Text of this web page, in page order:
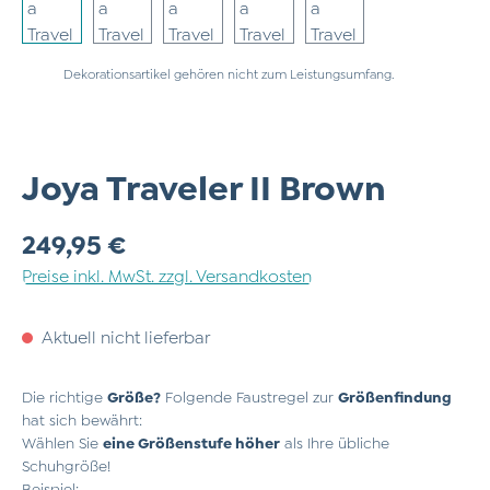
Dekorationsartikel gehören nicht zum Leistungsumfang.
Joya Traveler II Brown
Regulärer Preis:
249,95 €
Preise inkl. MwSt. zzgl. Versandkosten
Aktuell nicht lieferbar
Die richtige Größe? Folgende Faustregel zur Größenfindung
hat sich bewährt:
Wählen Sie eine Größenstufe höher als Ihre übliche
Schuhgröße!